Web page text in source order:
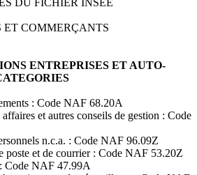
DU FICHIER INSEE
ET COMMERÇANTS
ENTREPRISES ET AUTO-
: Code NAF 68.20A
et autres conseils de gestion : Code
n.c.a. : Code NAF 96.09Z
poste et de courrier : Code NAF 53.20Z
Code NAF 47.99A